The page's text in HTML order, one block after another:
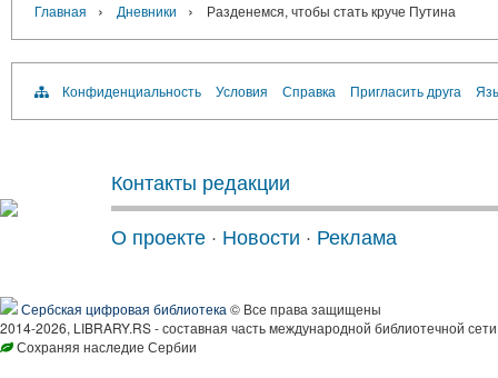
Главная › Дневники › Разденемся, чтобы стать круче Путина
Конфиденциальность Условия Справка Пригласить друга
Контакты редакции
О проекте · Новости · Реклама
Сербская цифровая библиотека © Все права защищены
2014-2026, LIBRARY.RS - составная часть международной библиотечной
Сохраняя наследие Сербии